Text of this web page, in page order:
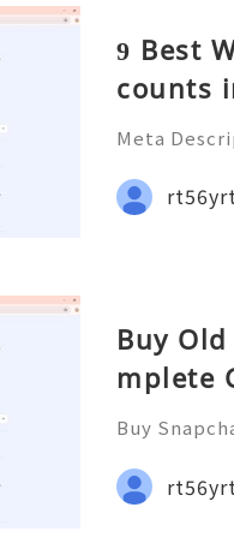
9 Best
counts
Meta
ership,
anagement
Buy
mplete
Buy
68
d: